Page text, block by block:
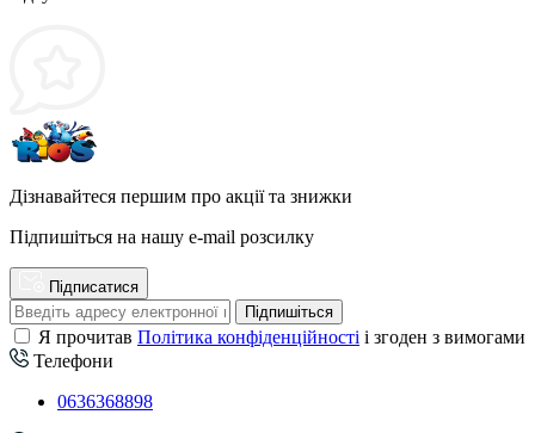
Дізнавайтеся першим про акції та знижки
Підпишіться на нашу e-mail розсилку
Підписатися
Підпишіться
Я прочитав Політика конфіденційності і згоден з вимогами
Телефони
0636368898